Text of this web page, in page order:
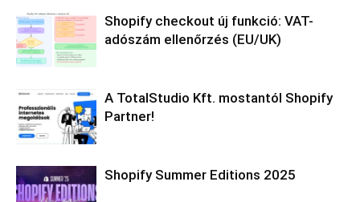
Shopify checkout új funkció: VAT-
adószám ellenőrzés (EU/UK)
A TotalStudio Kft. mostantól Shopify
Partner!
Shopify Summer Editions 2025